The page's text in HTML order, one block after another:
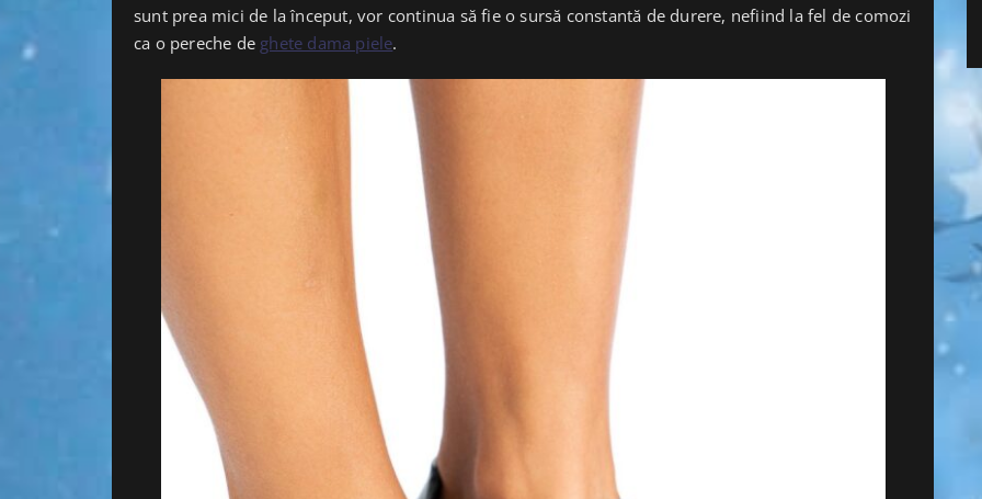
sunt prea mici de la început, vor continua să fie o sursă constantă de durere, nefiind la fel de comozi
ca o pereche de ghete dama piele.